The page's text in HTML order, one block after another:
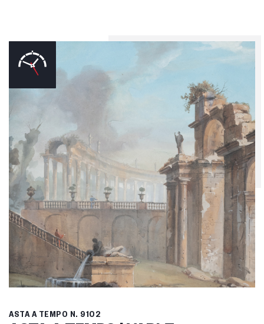
ASTA A TEMPO N. 9102